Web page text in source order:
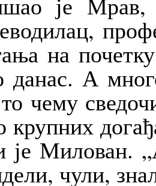
на
данас. А
чему
крупних
је Милован.
чули,